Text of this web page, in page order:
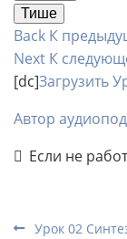
Тише
Back К
Next К
[dc]Загрузить
Автор
Если не
Урок 02